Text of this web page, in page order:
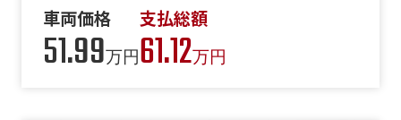
車両価格
51.99万円
支払総額
61.12万円